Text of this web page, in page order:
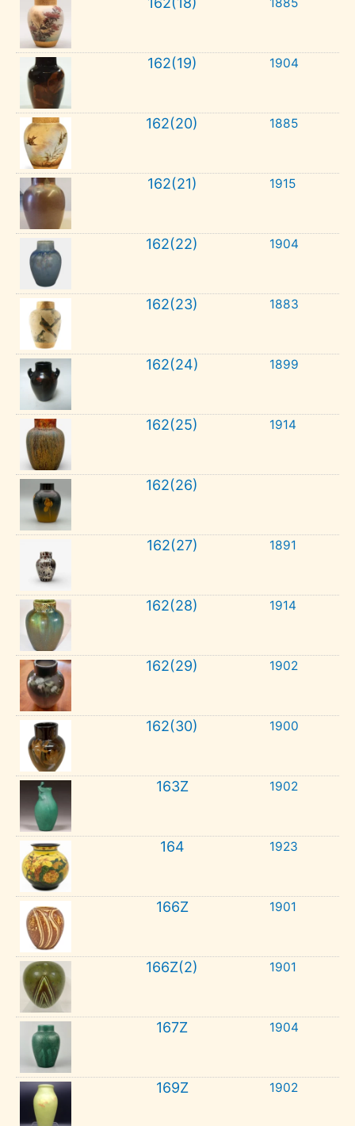
162(19) 1904
162(20) 1885
162(21) 1915
162(22) 1904
162(23) 1883
162(24) 1899
162(25) 1914
162(26)
162(27) 1891
162(28) 1914
162(29) 1902
162(30) 1900
163Z 1902
164 1923
166Z 1901
166Z(2) 1901
167Z 1904
169Z 1902